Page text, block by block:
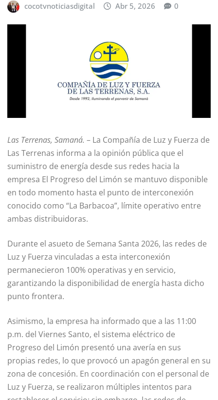
cocotvnoticiasdigital Abr 5, 2026 0
Las Terrenas, Samaná. – La Compañía de Luz y Fuerza de
Las Terrenas informa a la opinión pública que el
suministro de energía desde sus redes hacia la
empresa El Progreso del Limón se mantuvo disponible
en todo momento hasta el punto de interconexión
conocido como “La Barbacoa”, límite operativo entre
ambas distribuidoras.
Durante el asueto de Semana Santa 2026, las redes de
Luz y Fuerza vinculadas a esta interconexión
permanecieron 100% operativas y en servicio,
garantizando la disponibilidad de energía hasta dicho
punto frontera.
Asimismo, la empresa ha informado que a las 11:00
p.m. del Viernes Santo, el sistema eléctrico de
Progreso del Limón presentó una avería en sus
propias redes, lo que provocó un apagón general en su
zona de concesión. En coordinación con el personal de
Luz y Fuerza, se realizaron múltiples intentos para